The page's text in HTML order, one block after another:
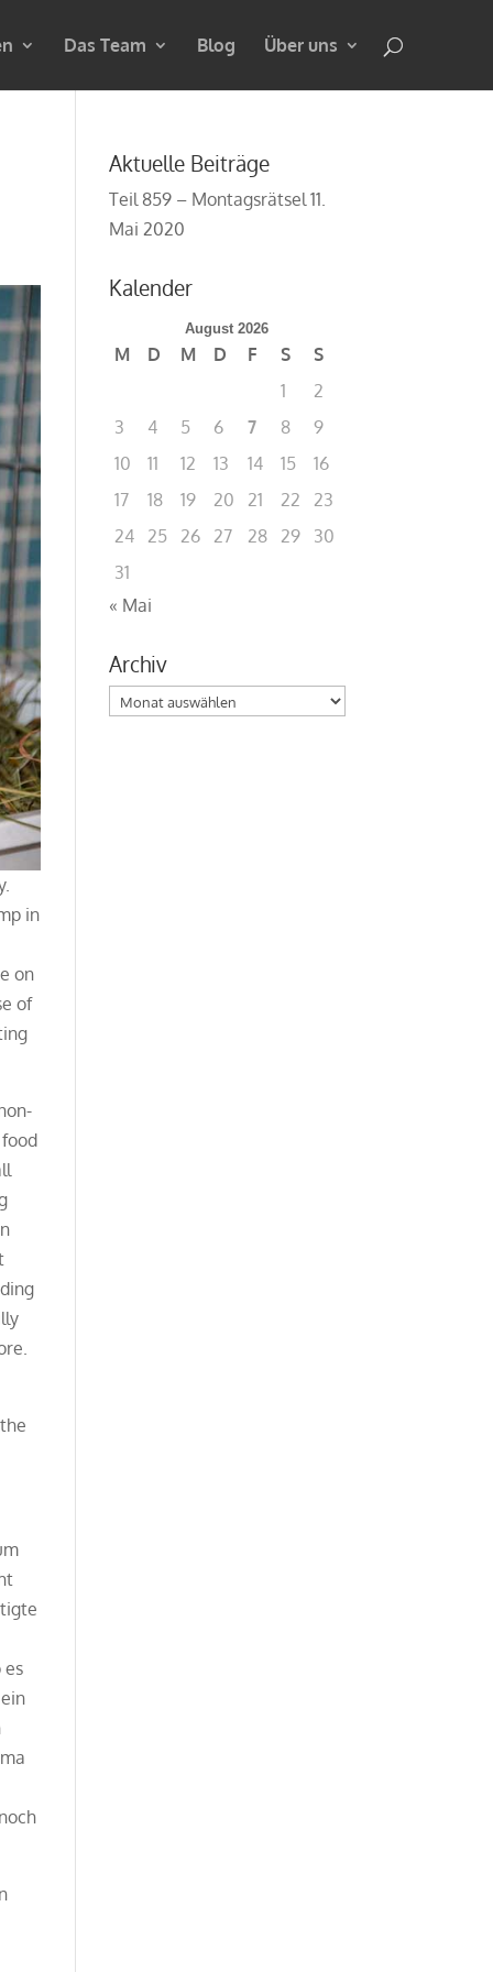
Das Team Blog Über uns
in
on
of
es
Aktuelle Beiträge
Teil 859 – Montagsrätsel 11.
Mai 2020
Kalender
August 2026
M D M D F S
S
1
2
3
4 5 6 7 8
9
10
11 12 13 14 15
16
17
18 19 20 21 22
23
24
25 26 27 28 29
30
31
« Mai
Archiv
Archiv